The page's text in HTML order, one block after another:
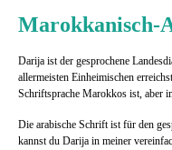
Marokkanisch-
Darija ist der gesprochene
allermeisten Einheimischen
Schriftsprache Marokkos ist, aber
Die arabische Schrift ist für den
kannst du Darija in meiner